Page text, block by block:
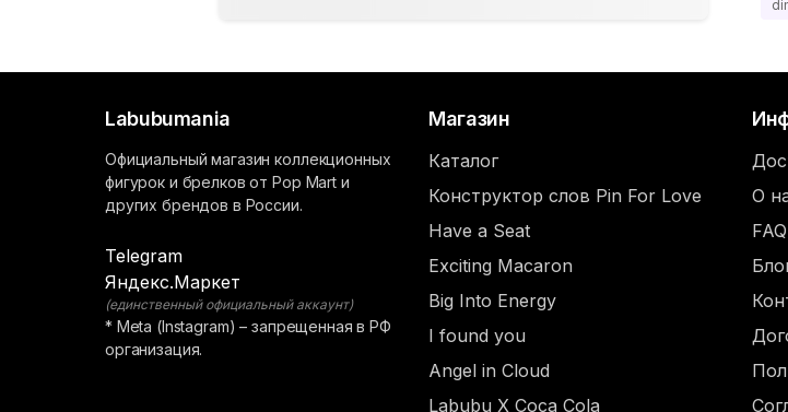
Labubumania
Официальный магазин коллекционных
фигурок и брелков от Pop Mart и
других брендов в России.
Telegram
Яндекс.Маркет
(единственный официальный аккаунт)
* Meta (Instagram) – запрещенная в РФ
организация.
Магазин
Каталог
Конструктор слов Pin For Love
Have a Seat
Exciting Macaron
Big Into Energy
I found you
Angel in Cloud
Labubu X Coca Cola
О
FAQ